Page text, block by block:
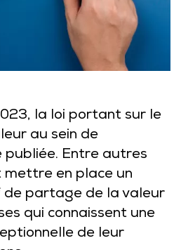
la loi portant sur le
au sein de
publiée. Entre autres
mettre en place un
de partage de la valeur
qui connaissent une
de leur